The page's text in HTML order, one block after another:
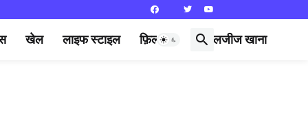
खेल लाइफ स्टाइल फ़िल्मी दुनिया लजीज खाना